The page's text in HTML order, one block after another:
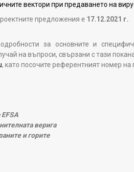
вектори при предаването на
предложения е 17.12.2021 г.
за основните и
на въпроси, свързани с тази
, като посочите референтният номер на
верига
и горите